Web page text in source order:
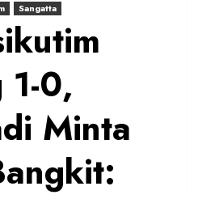
Sangatta
1-0,
Minta